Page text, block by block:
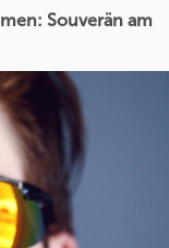
Souverän am